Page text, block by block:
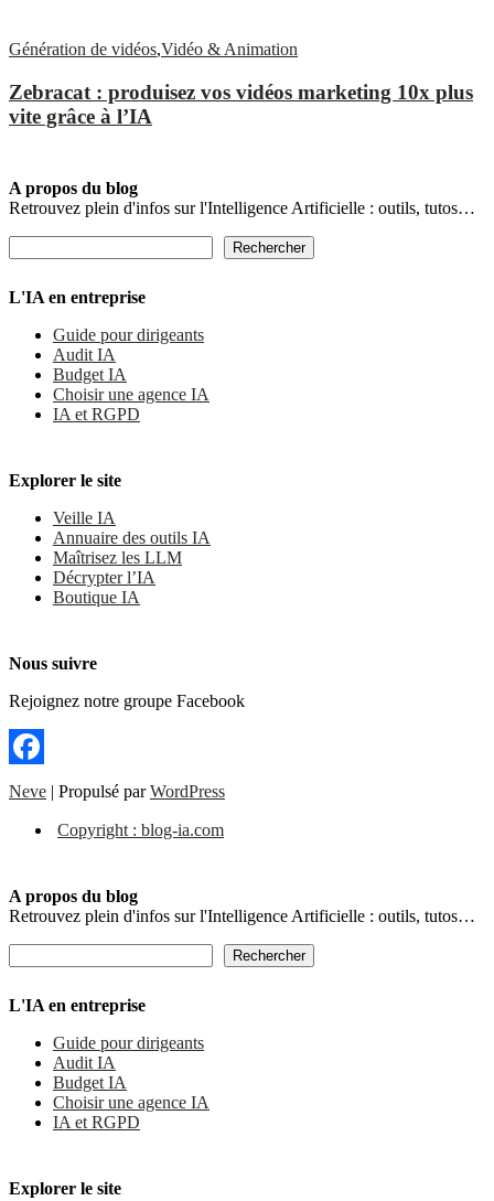
Génération de vidéos,Vidéo & Animation
Zebracat : produisez vos vidéos marketing 10x plus
vite grâce à l’IA
A propos du blog
Retrouvez plein d'infos sur l'Intelligence Artificielle : outils, tutos…
Rechercher
L'IA en entreprise
Guide pour dirigeants
Audit IA
Budget IA
Choisir une agence IA
IA et RGPD
Explorer le site
Veille IA
Annuaire des outils IA
Maîtrisez les LLM
Décrypter l’IA
Boutique IA
Nous suivre
Rejoignez notre groupe Facebook
Facebook
Neve | Propulsé parWordPress
Copyright : blog-ia.com
A propos du blog
Retrouvez plein d'infos sur l'Intelligence Artificielle : outils, tutos…
Rechercher
L'IA en entreprise
Guide pour dirigeants
Audit IA
Budget IA
Choisir une agence IA
IA et RGPD
Explorer le site